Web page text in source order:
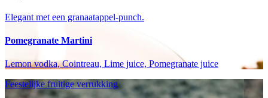
Elegant met een granaatappel-punch.
Pomegranate Martini
Lemon vodka, Cointreau, Lime juice, Pomegranate juice
Feestelijke fruitige verrukking